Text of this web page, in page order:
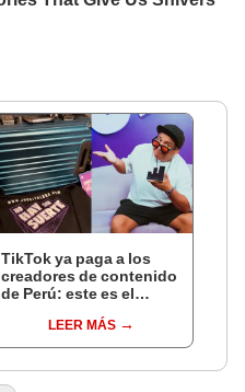
TikTok ya paga a los
creadores de contenido
de Perú: este es el
llegar a cobrar por 1.000
vistas
LEER MÁS